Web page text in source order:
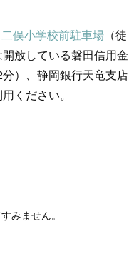
二俣小学校前駐車場 （徒
放している磐田信用金
）、静岡銀行天竜支店
ください。
みません。